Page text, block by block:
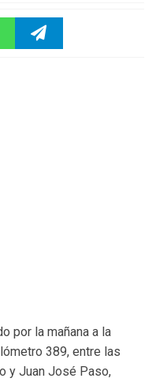
por la mañana a la
389, entre las
y Juan José Paso,